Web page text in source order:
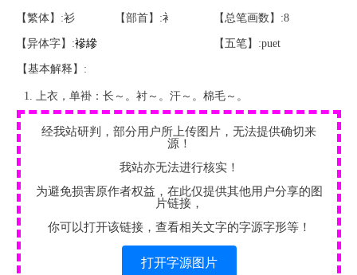
【繁体】:衫 【部首】:衤 【总笔画数】:8
【异体字】:襂縿 【五笔】:puet
【基本解释】:
上衣，单褂：长～。衬～。汗～。棉毛～。
经我站研判，部分用户所上传图片，无法提供确切来
源！
我站亦无法进行核实！
为避免损害原作者权益，在此仅提供其他用户分享的图
片链接，
你可以打开该链接，查看相关文字的字源字形等！
打开字源图片